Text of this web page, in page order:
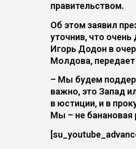
правительством.
Об этом заявил
уточнив, что
Игорь Додон в
Молдова, передает
– Мы будем
важно, это Запад
в юстиции, и в
Мы – не банановая